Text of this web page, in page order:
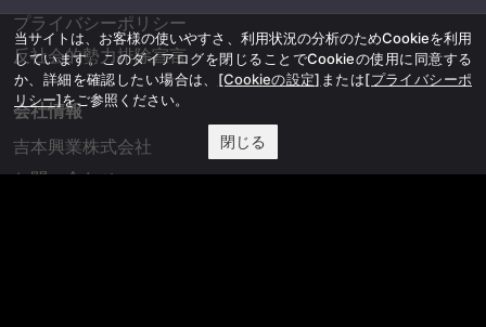
プライバシーポリシー
反社会的勢力排除宣言
会社情報
吉本興業株式会社
お問い合わせ
当サイトは、お客様の使いやすさ、利用状況の分析のためCookieを利用
しています。このダイアログを閉じることでCookieの使用に同意する
か、詳細を確認したい場合は、 [Cookieの設定] または[プライバシーポ
リシー]をご参照ください。
閉じる